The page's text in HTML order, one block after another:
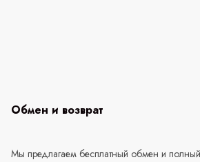
Обмен и возврат
Мы предлагаем бесплатный обмен и полный